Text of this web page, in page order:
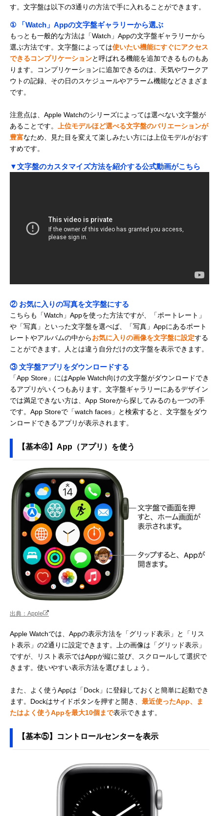
す。文字盤は以下の3通りの方法で手に入れることができます。
① 「Watch」Appの文字盤ギャラリーから選ぶ
もっとも一般的な方法は「Watch」Appの文字盤ギャラリーから
選ぶ方法です。文字盤によっては使いたい機能にすぐにアクセス
できるコンプリケーションと呼ばれる機能を追加できるものもあ
ります。コンプリケーションに追加できるのは、天気やワークア
ウトの記録、その日のスケジュールやアラーム機能などさまざま
です。
注意点は、Apple Watchのシリーズによっては選べない文字盤が
あることです。
上位モデルほど選べる文字盤のバリエーションが
豊富なため、見た目を変えて楽しみたい方には上位モデルがおす
すめです。
▼文字盤のカスタマイズ方法を紹介する公式動画がこちら
② お気に入りの写真を文字盤にする
こちらも「Watch」Appを使った方法ですが、「ポートレート」
や「写真」といった文字盤を選べば、「写真」Appにあるポート
レートやアルバムの中からお気に入りの画像を文字盤に設定する
ことができます。人とは違う自分だけの文字盤を表示できます。
③ 文字盤アプリをダウンロードする
「App Store」にはApple Watch向けの文字盤がダウンロードでき
るアプリがいくつもあります。文字盤ギャラリーにあるデザイン
では満足できない方は、App Storeから探してみるのも一つの手
です。App Storeで「watch faces」と検索すると、文字盤をダウ
ンロードできるアプリが表示されます。
【基本④】App（アプリ）を使う
出典：Apple
Apple Watchでは、Appの表示方法を「グリッド表示」と「リス
ト表示」の2通りに設定できます。上の画像は「グリッド表示」
ですが、リスト表示ではAppが縦に並び、スクロールして選択で
きます。使いやすい表示方法を選びましょう。
また、よく使うAppは「Dock」に登録しておくと簡単に起動でき
ます。Dockはサイドボタンを押すと開き、 最近使ったApp、ま
たはよく使うAppを最大10個まで表示できます。
【基本⑤】コントロールセンターを表示